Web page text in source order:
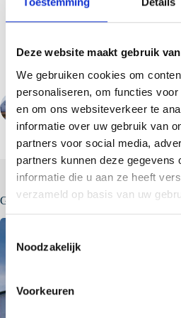
Deze website maakt gebruik
We gebruiken cookies om
personaliseren, om functies
en om ons websiteverkeer te
informatie over uw gebruik van
partners voor social media,
partners kunnen deze gegevens
informatie die u aan ze heeft
verzameld op basis van uw
e
Noodzakelijk
Voorkeuren
VORIGE
Gerelateerde berichten